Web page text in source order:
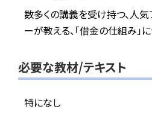
数多くの講義を受け持つ、人気
ーが教える、「借金の仕組み」
必要な教材/テキスト
特になし